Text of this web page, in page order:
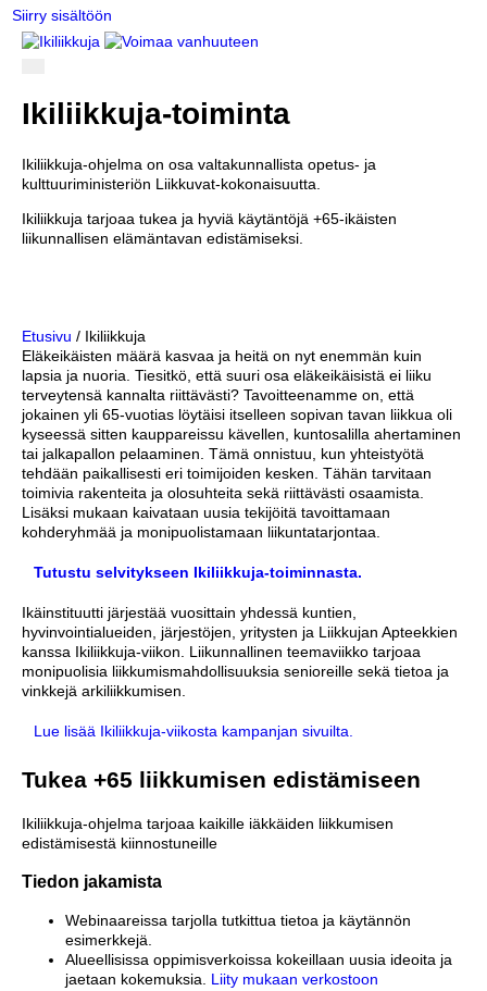
Siirry sisältöön
Ikiliikkuja-toiminta
Ikiliikkuja-ohjelma on osa valtakunnallista opetus- ja
kulttuuriministeriön Liikkuvat-kokonaisuutta.
Ikiliikkuja tarjoaa tukea ja hyviä käytäntöjä +65-ikäisten
liikunnallisen elämäntavan edistämiseksi.
Etusivu / Ikiliikkuja
Eläkeikäisten määrä kasvaa ja heitä on nyt enemmän kuin
lapsia ja nuoria. Tiesitkö, että suuri osa eläkeikäisistä ei liiku
terveytensä kannalta riittävästi? Tavoitteenamme on, että
jokainen yli 65-vuotias löytäisi itselleen sopivan tavan liikkua oli
kyseessä sitten kauppareissu kävellen, kuntosalilla ahertaminen
tai jalkapallon pelaaminen. Tämä onnistuu, kun yhteistyötä
tehdään paikallisesti eri toimijoiden kesken. Tähän tarvitaan
toimivia rakenteita ja olosuhteita sekä riittävästi osaamista.
Lisäksi mukaan kaivataan uusia tekijöitä tavoittamaan
kohderyhmää ja monipuolistamaan liikuntatarjontaa.
Tutustu selvitykseen Ikiliikkuja-toiminnasta.
Ikäinstituutti järjestää vuosittain yhdessä kuntien,
hyvinvointialueiden, järjestöjen, yritysten ja Liikkujan Apteekkien
kanssa Ikiliikkuja-viikon. Liikunnallinen teemaviikko tarjoaa
monipuolisia liikkumismahdollisuuksia senioreille sekä tietoa ja
vinkkejä arkiliikkumisen.
Lue lisää Ikiliikkuja-viikosta kampanjan sivuilta.
Tukea +65 liikkumisen edistämiseen
Ikiliikkuja-ohjelma tarjoaa kaikille iäkkäiden liikkumisen
edistämisestä kiinnostuneille
Tiedon jakamista
Webinaareissa tarjolla tutkittua tietoa ja käytännön
esimerkkejä.
Alueellisissa oppimisverkoissa kokeillaan uusia ideoita ja
jaetaan kokemuksia. Liity mukaan verkostoon